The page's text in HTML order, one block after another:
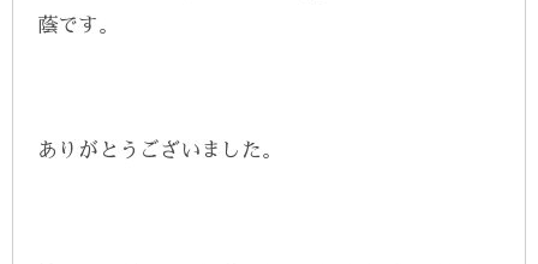
蔭です。
ありがとうございました。